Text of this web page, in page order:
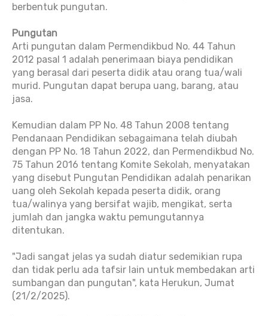
berbentuk pungutan.
Pungutan
Arti pungutan dalam Permendikbud No. 44 Tahun
2012 pasal 1 adalah penerimaan biaya pendidikan
yang berasal dari peserta didik atau orang tua/wali
murid. Pungutan dapat berupa uang, barang, atau
jasa.
Kemudian dalam PP No. 48 Tahun 2008 tentang
Pendanaan Pendidikan sebagaimana telah diubah
dengan PP No. 18 Tahun 2022, dan Permendikbud No.
75 Tahun 2016 tentang Komite Sekolah, menyatakan
yang disebut Pungutan Pendidikan adalah penarikan
uang oleh Sekolah kepada peserta didik, orang
tua/walinya yang bersifat wajib, mengikat, serta
jumlah dan jangka waktu pemungutannya
ditentukan.
"Jadi sangat jelas ya sudah diatur sedemikian rupa
dan tidak perlu ada tafsir lain untuk membedakan arti
sumbangan dan pungutan", kata Herukun, Jumat
(21/2/2025).